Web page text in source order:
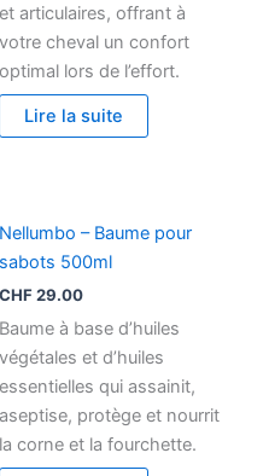
et articulaires, offrant à
votre cheval un confort
optimal lors de l’effort.
Lire la suite
Nellumbo – Baume pour
sabots 500ml
CHF29.00
Baume à base d’huiles
végétales et d’huiles
essentielles qui assainit,
aseptise, protège et nourrit
la corne et la fourchette.